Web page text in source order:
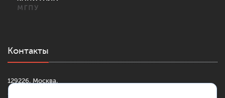
Контакты
129226, Москва,